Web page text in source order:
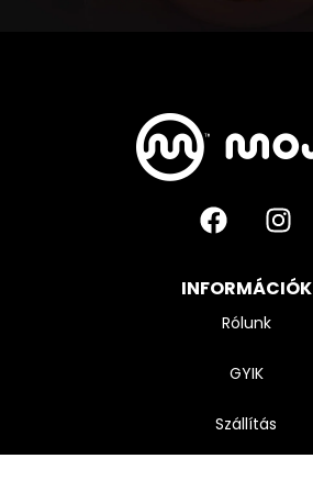
INFORMÁCIÓK
Rólunk
GYIK
Szállítás